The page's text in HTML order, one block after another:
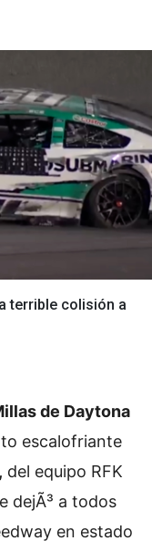
terrible colisión a
de Daytona
escalofriante
del equipo RFK
dejÃ³ a todos
en estado